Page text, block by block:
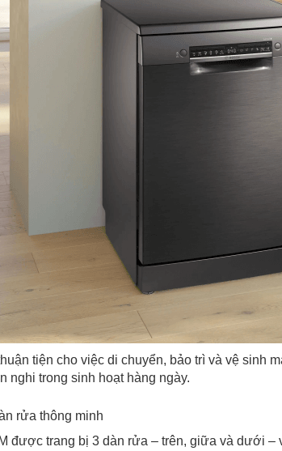
tiện cho việc di chuyển, bảo trì và vệ
nghi trong sinh hoạt hàng ngày.
rửa thông minh
được trang bị 3 dàn rửa – trên, giữa và dưới